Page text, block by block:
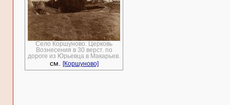
Село Коршуново. Церковь
Вознесения в 30 верст. по
дороге из Юрьевца в Макарьев.
см. [Коршуново]